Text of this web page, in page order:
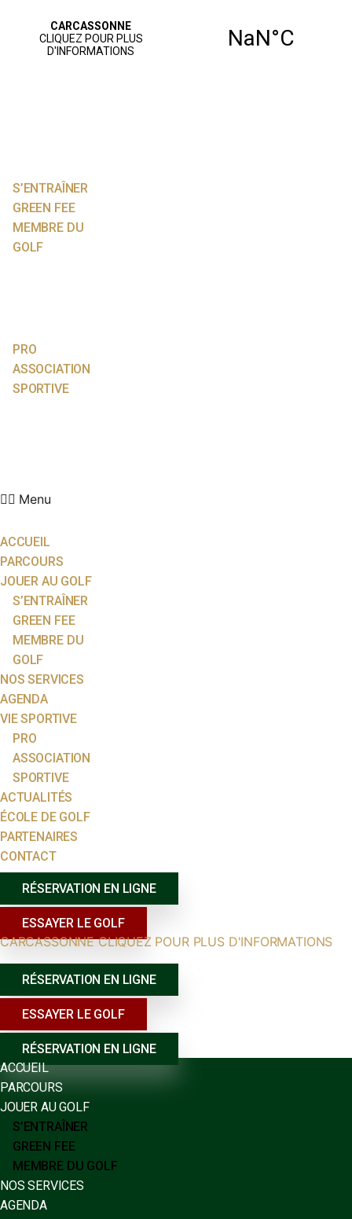
S’ENTRAÎNER
GREEN FEE
MEMBRE DU
GOLF
PRO
ASSOCIATION
SPORTIVE
Menu
ACCUEIL
PARCOURS
JOUER AU GOLF
S’ENTRAÎNER
GREEN FEE
MEMBRE DU
GOLF
NOS SERVICES
AGENDA
VIE SPORTIVE
PRO
ASSOCIATION
SPORTIVE
ACTUALITÉS
ÉCOLE DE GOLF
PARTENAIRES
CONTACT
RÉSERVATION EN LIGNE
ESSAYER LE GOLF
CARCASSONNE CLIQUEZ POUR PLUS D'INFORMATIONS
RÉSERVATION EN LIGNE
ESSAYER LE GOLF
RÉSERVATION EN LIGNE
ACCUEIL
PARCOURS
JOUER AU GOLF
S’ENTRAÎNER
GREEN FEE
MEMBRE DU GOLF
NOS SERVICES
AGENDA